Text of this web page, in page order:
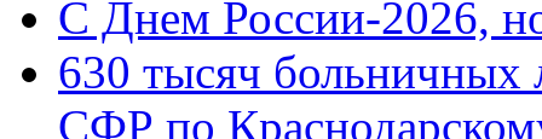
C Днем России-2026,
630 тысяч больничных
СФР по